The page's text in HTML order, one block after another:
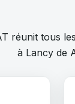
réunit tous
à Lancy de